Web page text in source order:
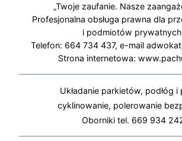
„Twoje zaufanie. Nasze
Profesjonalna obsługa prawna dla
i podmiotów
Telefon: 664 734 437, e-mail
Strona internetowa:
Układanie parkietów, podłóg i
cyklinowanie, polerowanie
Oborniki tel. 669 934